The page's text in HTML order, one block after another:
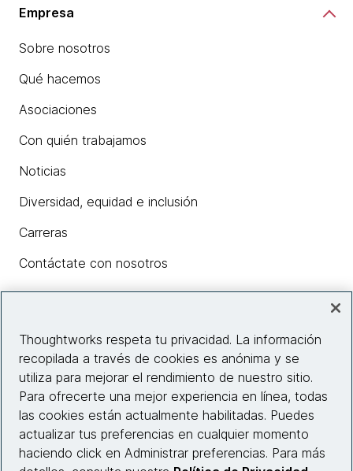
Empresa
Sobre nosotros
Qué hacemos
Asociaciones
Con quién trabajamos
Noticias
Diversidad, equidad e inclusión
Carreras
Contáctate con nosotros
Información del sitio web
Conecta con nosotros
Thoughtworks respeta tu privacidad. La información
recopilada a través de cookies es anónima y se
utiliza para mejorar el rendimiento de nuestro sitio.
Para ofrecerte una mejor experiencia en línea, todas
las cookies están actualmente habilitadas. Puedes
actualizar tus preferencias en cualquier momento
haciendo click en Administrar preferencias. Para más